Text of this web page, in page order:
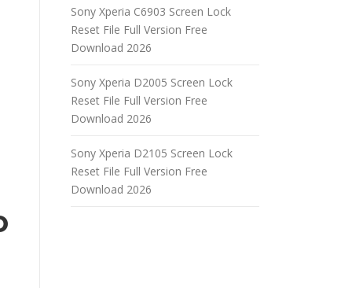
Sony Xperia C6903 Screen Lock
Reset File Full Version Free
Download 2026
Sony Xperia D2005 Screen Lock
Reset File Full Version Free
Download 2026
Sony Xperia D2105 Screen Lock
Reset File Full Version Free
Download 2026